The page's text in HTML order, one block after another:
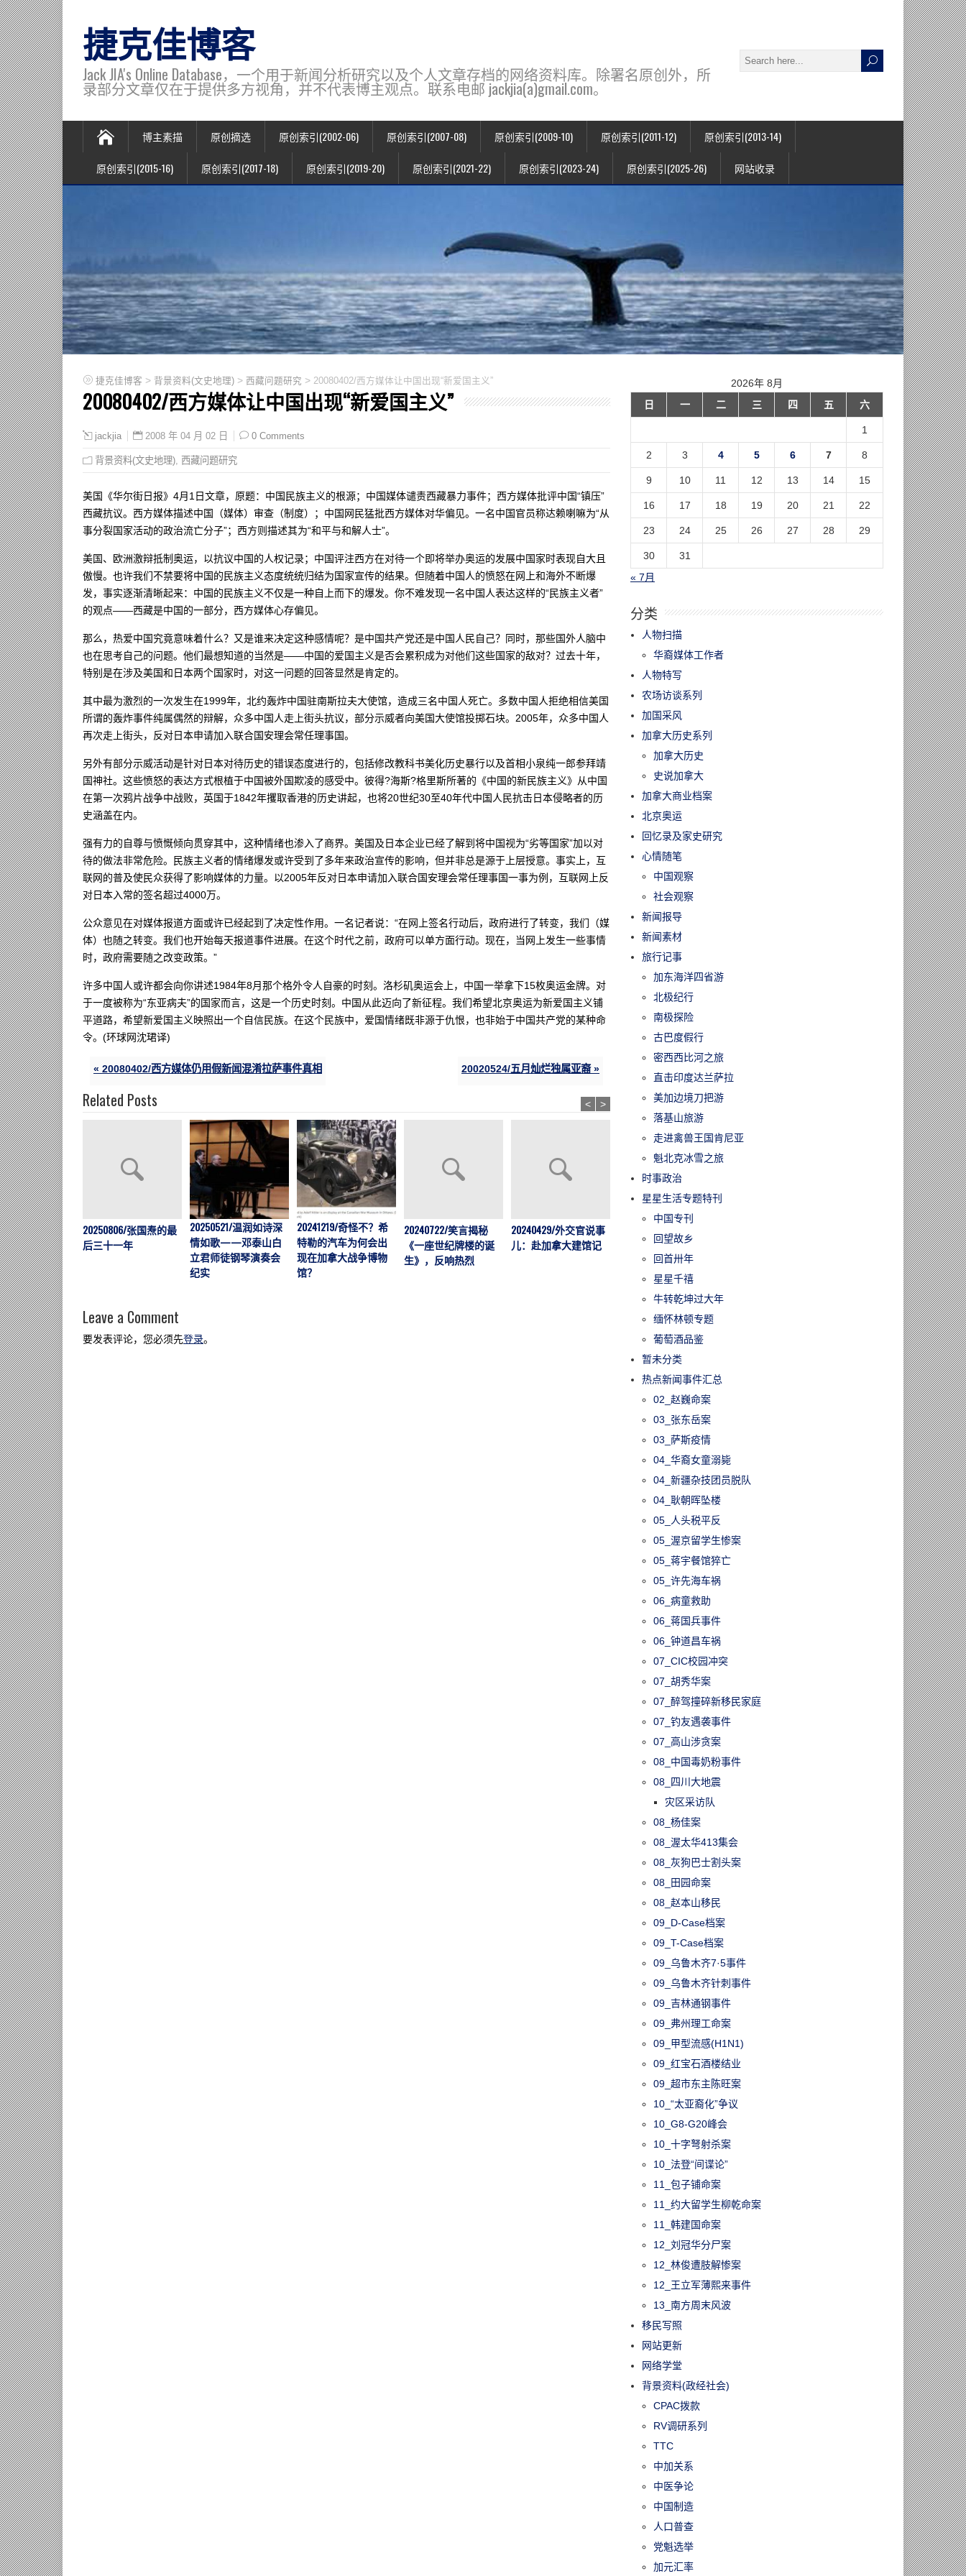
捷克佳博客
Jack JIA's Online Database，一个用于新闻分析研究以及个人文章存档的网络资料库。除署名原创外，所
录部分文章仅在于提供多方视角，并不代表博主观点。联系电邮 jackjia(a)gmail.com。
博主素描 原创摘选 原创索引(2002-06) 原创索引(2007-08) 原创索引(2009-10) 原创索引(2011-12) 原创索引(2013-14)
原创索引(2015-16) 原创索引(2017-18) 原创索引(2019-20) 原创索引(2021-22) 原创索引(2023-24) 原创索引(2025-26) 网站收录
捷克佳博客 > 背景资料(文史地理) > 西藏问题研究 > 20080402/西方媒体让中国出现“新爱国主义”
20080402/西方媒体让中国出现“新爱国主义”
jackjia 2008 年 04 月 02 日 0 Comments
背景资料(文史地理) 西藏问题研究
美国《华尔街日报》4月1日文章，原题：中国民族主义的根源；中国媒体谴责西藏暴力事件；西方媒体批评中国“镇压”
西藏抗议。西方媒体描述中国（媒体）审查（制度）；中国网民猛批西方媒体对华偏见。一名中国官员称达赖喇嘛为“从
事分裂国家活动的政治流亡分子”；西方则描述其为“和平与和解人士”。
美国、欧洲激辩抵制奥运，以抗议中国的人权记录；中国评注西方在对待一个即将举办奥运的发展中国家时表现自大且
傲慢。也许我们不禁要将中国的民族主义态度统统归结为国家宣传的结果。但随着中国人的愤怒在网上和海外不断爆
发，事实逐渐清晰起来：中国的民族主义不仅是一种自上而下的爆发。你不难发现一名中国人表达这样的“民族主义者”
的观点——西藏是中国的一部分，西方媒体心存偏见。
那么，热爱中国究竟意味着什么？又是谁来决定这种感情呢？是中国共产党还是中国人民自己？同时，那些国外人脑中
也在思考自己的问题。他们最想知道的当然是——中国的爱国主义是否会累积成为对他们这些国家的敌对？过去十年，
特别是在涉及美国和日本两个国家时，对这一问题的回答显然是肯定的。
其中最为激烈的一次发生在1999年，北约轰炸中国驻南斯拉夫大使馆，造成三名中国人死亡。多数中国人拒绝相信美国
所谓的轰炸事件纯属偶然的辩解，众多中国人走上街头抗议，部分示威者向美国大使馆投掷石块。2005年，众多中国人
再次走上街头，反对日本申请加入联合国安理会常任理事国。
另外有部分示威活动是针对日本对待历史的错误态度进行的，包括修改教科书美化历史暴行以及首相小泉纯一郎参拜靖
国神社。这些愤怒的表达方式根植于中国被外国欺凌的感受中。彼得?海斯?格里斯所著的《中国的新民族主义》从中国
在第一次鸦片战争中战败，英国于1842年攫取香港的历史讲起，也将20世纪30至40年代中国人民抗击日本侵略者的历
史涵盖在内。
强有力的自尊与愤慨倾向贯穿其中，这种情绪也渗入了商界。美国及日本企业已经了解到将中国视为“劣等国家”加以对
待的做法非常危险。民族主义者的情绪爆发或许受到了多年来政治宣传的影响，但并非总是源于上层授意。事实上，互
联网的普及使民众获得了影响媒体的力量。以2005年反对日本申请加入联合国安理会常任理事国一事为例，互联网上反
对日本入常的签名超过4000万。
公众意见在对媒体报道方面或许已经起到了决定性作用。一名记者说：“在网上签名行动后，政府进行了转变，我们（媒
体）也随之转变。我们也开始每天报道事件进展。在这个时代之前，政府可以单方面行动。现在，当网上发生一些事情
时，政府需要随之改变政策。”
许多中国人或许都会向你讲述1984年8月那个格外令人自豪的时刻。洛杉矶奥运会上，中国一举拿下15枚奥运金牌。对
于一度被称为“东亚病夫”的国家而言，这是一个历史时刻。中国从此迈向了新征程。我们希望北京奥运为新爱国主义铺
平道路，希望新爱国主义映照出一个自信民族。在这个民族中，爱国情绪既非源于仇恨，也非始于中国共产党的某种命
令。(环球网沈珺译)
« 20080402/西方媒体仍用假新闻混淆拉萨事件真相 20020524/五月灿烂独属亚裔 »
Related Posts
20250806/张国焘的最
后三十一年
20250521/温润如诗深
情如歌——邓泰山白
立君师徒钢琴演奏会
纪实
20241219/奇怪不？希
特勒的汽车为何会出
现在加拿大战争博物
馆？
20240722/笑言揭秘
《一座世纪牌楼的诞
生》，反响热烈
20240429/外交官说事
儿：赴加拿大建馆记
举行名家枫彩精品联
展暨首届酒文化节
< >
Leave a Comment
要发表评论，您必须先登录。
2026年 8月
日
一 二 三 四 五 六
1
2 3 4 5 6 7 8
9 10 11 12 13 14 15
16 17 18 19 20 21 22
23 24 25 26 27 28 29
30
31
« 7月
分类
人物扫描
华裔媒体工作者
人物特写
农场访谈系列
加国采风
加拿大历史系列
加拿大历史
史说加拿大
加拿大商业档案
北京奥运
回忆录及家史研究
心情随笔
中国观察
社会观察
新闻报导
新闻素材
旅行记事
加东海洋四省游
北极纪行
南极探险
古巴度假行
密西西比河之旅
直击印度达兰萨拉
美加边境刀把游
落基山旅游
走进禽兽王国肯尼亚
魁北克冰雪之旅
时事政治
星星生活专题特刊
中国专刊
回望故乡
回首卅年
星星千禧
牛转乾坤过大年
缅怀林顿专题
葡萄酒品鉴
暂未分类
热点新闻事件汇总
02_赵巍命案
03_张东岳案
03_萨斯疫情
04_华裔女童溺毙
04_新疆杂技团员脱队
04_耿朝晖坠楼
05_人头税平反
05_渥京留学生惨案
05_蒋宇餐馆猝亡
05_许先海车祸
06_病童救助
06_蒋国兵事件
06_钟道昌车祸
07_CIC校园冲突
07_胡秀华案
07_醉驾撞碎新移民家庭
07_钓友遇袭事件
07_高山涉贪案
08_中国毒奶粉事件
08_四川大地震
灾区采访队
08_杨佳案
08_渥太华413集会
08_灰狗巴士割头案
08_田园命案
08_赵本山移民
09_D-Case档案
09_T-Case档案
09_乌鲁木齐7·5事件
09_乌鲁木齐针刺事件
09_吉林通钢事件
09_弗州理工命案
09_甲型流感(H1N1)
09_红宝石酒楼结业
09_超市东主陈旺案
10_“太亚裔化”争议
10_G8-G20峰会
10_十字弩射杀案
10_法登“间谍论”
11_包子铺命案
11_约大留学生柳乾命案
11_韩建国命案
12_刘冠华分尸案
12_林俊遭肢解惨案
12_王立军薄熙来事件
13_南方周末风波
移民写照
网站更新
网络学堂
背景资料(政经社会)
CPAC拨款
RV调研系列
TTC
中加关系
中医争论
中国制造
人口普查
党魁选举
加元汇率